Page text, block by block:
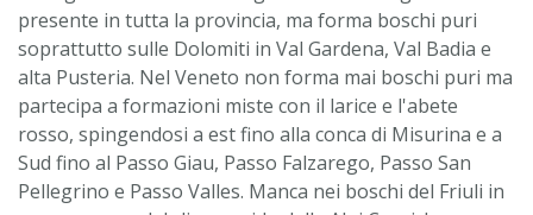
presente in tutta la provincia, ma forma boschi puri
soprattutto sulle Dolomiti in Val Gardena, Val Badia e
alta Pusteria. Nel Veneto non forma mai boschi puri ma
partecipa a formazioni miste con il larice e l'abete
rosso, spingendosi a est fino alla conca di Misurina e a
Sud fino al Passo Giau, Passo Falzarego, Passo San
Pellegrino e Passo Valles. Manca nei boschi del Friuli in